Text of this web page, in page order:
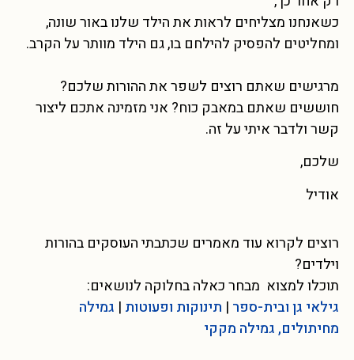
כשאנחנו מצליחים לראות את הילד שלנו באור שונה,
ומחליטים להפסיק להילחם בו, גם הילד מוותר על הקרב.
מרגישים שאתם רוצים לשפר את ההורות שלכם?
חוששים שאתם במאבק כוח? אני מזמינה אתכם ליצור
קשר ולדבר איתי על זה.
שלכם,
אודיל
רוצים לקרוא עוד מאמרים שכתבתי העוסקים בהורות
וילדים?
תוכלו למצוא מבחר כאלה בחלוקה לנושאים:
גילאי גן ובית-ספר | תינוקות ופעוטות | גמילה
מחיתולים, גמילה מקקי